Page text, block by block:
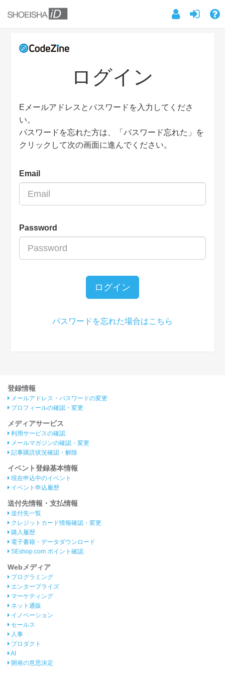
ログイン
Eメールアドレスとパスワードを入力してくださ
い。
パスワードを忘れた方は、「パスワード忘れた」を
クリックして次の画面に進んでください。
Email
Password
ログイン
パスワードを忘れた場合はこちら
登録情報
メールアドレス・パスワードの変更
プロフィールの確認・変更
メディアサービス
利用サービスの確認
メールマガジンの確認・変更
記事購読状況確認・解除
イベント登録基本情報
現在申込中のイベント
イベント申込履歴
送付先情報・支払情報
送付先一覧
クレジットカード情報確認・変更
購入履歴
電子書籍・データダウンロード
SEshop.com ポイント確認
Webメディア
プログラミング
エンタープライズ
マーケティング
ネット通販
イノベーション
セールス
人事
プロダクト
AI
開発の意思決定